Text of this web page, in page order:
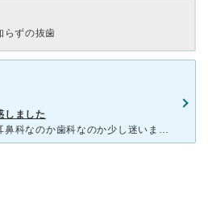
らずの抜歯
しました
顎関節付近に痛みが出て、耳鼻科なのか歯科なのか少し迷いましたが、やはり歯科のようだと思われ、こちらを受診しました。すると、歯科医は、「これは耳の方の問題だと思うので、耳鼻科に行ってください」とのこと。